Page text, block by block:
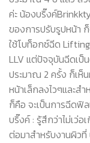
ค่ะ น้องบริ๊งค์
ของการปรับรูปหน้า
ใช้โบท็อกซ์ฉีด
LLV แต่ปัจจุบันฉีดเป็
ประมาณ 2 ครั้ง ก็เห็
หน้าเล็กลงไวๆและส
ก็คือ จะเป็นการฉีดฟิ
บริ๊งค์ : รู้สึกว่าไม่เว่อ
ต่อมาสำหรับงานผิว